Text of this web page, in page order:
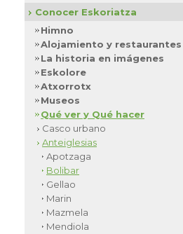
Conocer Eskoriatza
Himno
Alojamiento y restaurantes
La historia en imágenes
Eskolore
Atxorrotx
Museos
Qué ver y Qué hacer
Casco urbano
Anteiglesias
Apotzaga
Bolibar
Gellao
Marin
Mazmela
Mendiola